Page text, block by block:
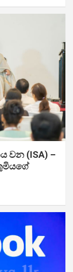
වන (ISA) –